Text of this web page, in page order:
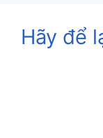
Hãy để